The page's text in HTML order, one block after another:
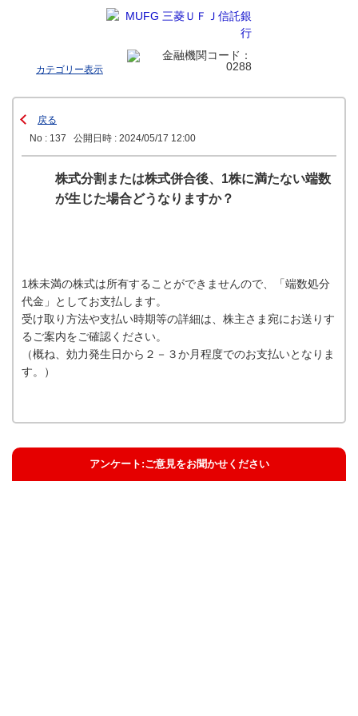
カテゴリー表示
戻る
No : 137
公開日時 : 2024/05/17 12:00
株式分割または株式併合後、1株に満たない端数
が生じた場合どうなりますか？
1株未満の株式は所有することができませんので、「端数処分
代金」としてお支払します。
受け取り方法や支払い時期等の詳細は、株主さま宛にお送りす
るご案内をご確認ください。
（概ね、効力発生日から２－３か月程度でのお支払いとなりま
す。）
アンケート:ご意見をお聞かせください